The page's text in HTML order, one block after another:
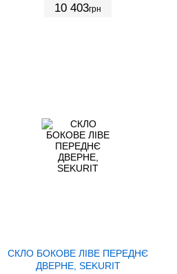
10 403грн
СКЛО БОКОВЕ ЛІВЕ ПЕРЕДНЄ
ДВЕРНЕ, SEKURIT